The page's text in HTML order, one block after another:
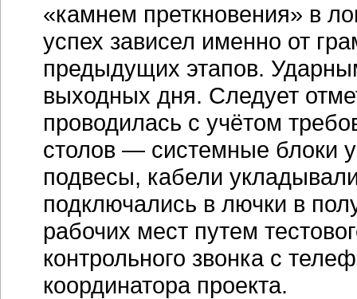
«камнем преткновения» в
успех зависел именно от
предыдущих этапов.
выходных дня. Следует
проводилась с учётом
столов — системные блоки
подвесы, кабели
подключались в лючки в
рабочих мест путем
контрольного звонка с
координатора проекта.